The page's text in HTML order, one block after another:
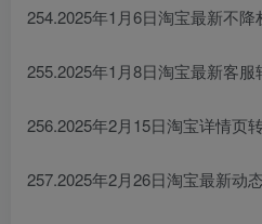
254.2025年1月6日淘宝最新不
255.2025年1月8日淘宝最新客
256.2025年2月15日淘宝详情页
257.2025年2月26日淘宝最新动